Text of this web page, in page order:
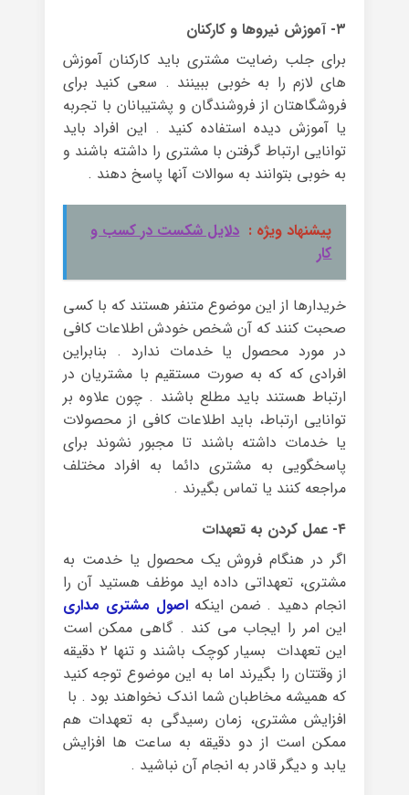
۳- آموزش نیروها و کارکنان
برای جلب رضایت مشتری باید کارکنان آموزش
های لازم را به خوبی ببینند . سعی کنید برای
فروشگاهتان از فروشندگان و پشتیبانان با تجربه
یا آموزش دیده استفاده کنید . این افراد باید
توانایی ارتباط گرفتن با مشتری را داشته باشند و
به خوبی بتوانند به سوالات آنها پاسخ دهند .
پیشنهاد ویژه : دلایل شکست در کسب و
کار
خریدارها از این موضوع متنفر هستند که با کسی
صحبت کنند که آن شخص خودش اطلاعات کافی
در مورد محصول یا خدمات ندارد . بنابراین
افرادی که که به صورت مستقیم با مشتریان در
ارتباط هستند باید مطلع باشند . چون علاوه بر
توانایی ارتباط، باید اطلاعات کافی از محصولات
یا خدمات داشته باشند تا مجبور نشوند برای
پاسخگویی به مشتری دائما به افراد مختلف
مراجعه کنند یا تماس بگیرند .
۴- عمل کردن به تعهدات
اگر در هنگام فروش یک محصول یا خدمت به
مشتری، تعهداتی داده اید موظف هستید آن را
انجام دهید . ضمن اینکهاصول مشتری مداری
این امر را ایجاب می کند . گاهی ممکن است
این تعهدات بسیار کوچک باشند و تنها ۲ دقیقه
از وقتتان را بگیرند اما به این موضوع توجه کنید
که همیشه مخاطبان شما اندک نخواهند بود . با
افزایش مشتری، زمان رسیدگی به تعهدات هم
ممکن است از دو دقیقه به ساعت ها افزایش
یابد و دیگر قادر به انجام آن نباشید .